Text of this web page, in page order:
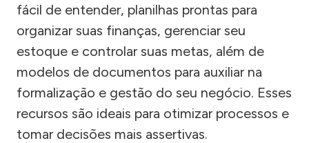
fácil de entender, planilhas prontas para
organizar suas finanças, gerenciar seu
estoque e controlar suas metas, além de
modelos de documentos para auxiliar na
formalização e gestão do seu negócio. Esses
recursos são ideais para otimizar processos e
tomar decisões mais assertivas.